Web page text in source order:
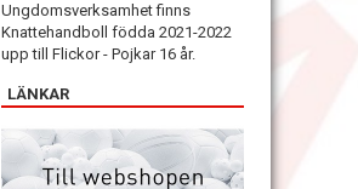
Ungdomsverksamhet finns
Knattehandboll födda 2021-2022
upp till Flickor - Pojkar 16 år.
LÄNKAR